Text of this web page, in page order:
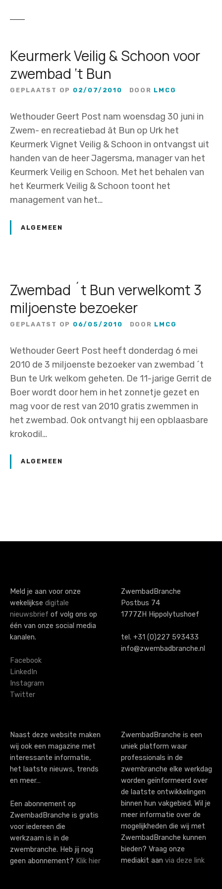
Keurmerk Veilig & Schoon voor
zwembad ‘t Bun
GEPLAATST OP 02/07/2010 DOOR LMCG
Wethouder Geert Post nam woensdag 30 juni in
Zwem- en recreatiebad ât Bun op Urk het
Keurmerk Vignet Veilig & Schoon in ontvangst uit
handen van de heer Jagersma, manager van het
Keurmerk Veilig en Schoon. Met het behalen van
het Keurmerk Veilig & Schoon toont het
management van het…
ALGEMEEN
Zwembad ´t Bun verwelkomt 3
miljoenste bezoeker
GEPLAATST OP 06/05/2010 DOOR LMCG
Wethouder Geert Post heeft donderdag 6 mei
2010 de 3 miljoenste bezoeker van zwembad ´t
Bun te Urk welkom geheten. De 11-jarige Gerrit de
Boer wordt door hem in het zonnetje gezet en
mag voor de rest van 2010 gratis zwemmen in
het zwembad. Ook ontvangt hij een opblaasbare
krokodil…
ALGEMEEN
o
s
n
a
i
g
a
i
o
n
Meld je aan voor onze
wekelijkse digitale
nieuwsbrief of volg ons op
één van onze social media
kanalen.
Facebook
LinkedIn
Instagram
Twitter
ZwembadBranche
Postbus 74
1777ZH Hippolytushoef
tel. +31 (0)227 593433
info@zwembadbranche.nl
Naast deze website maken
wij ook een magazine met
interessante informatie,
het laatste nieuws, trends
en meer…
Een abonnement op
ZwembadBranche is gratis
voor iedereen die
werkzaam is in de
zwembranche. Heb jij nog
geen abonnement? Klik hier
ZwembadBranche is een
uniek platform waar
professionals in de
zwembranche elke werkdag
worden geïnformeerd over
de laatste ontwikkelingen
binnen hun vakgebied. Wil je
meer informatie over de
mogelijkheden die wij met
ZwembadBranche kunnen
bieden? Vraag onze
mediakit aan via deze link